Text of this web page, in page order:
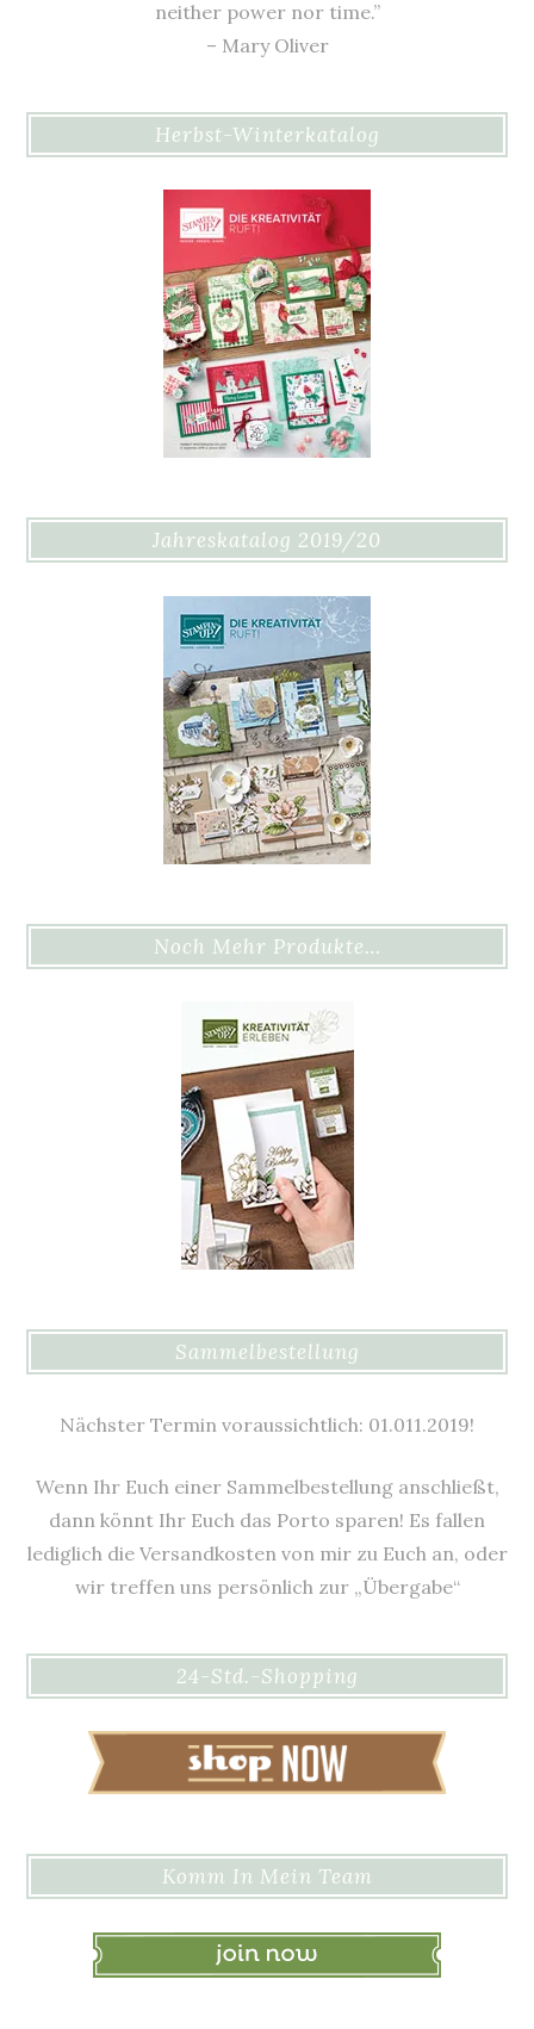
neither power nor time.”
– Mary Oliver
Herbst-Winterkatalog
Jahreskatalog 2019/20
Noch Mehr Produkte…
Sammelbestellung
Nächster Termin voraussichtlich: 01.011.2019!
Wenn Ihr Euch einer Sammelbestellung anschließt,
dann könnt Ihr Euch das Porto sparen! Es fallen
lediglich die Versandkosten von mir zu Euch an, oder
wir treffen uns persönlich zur „Übergabe“
24-Std.-Shopping
Komm In Mein Team